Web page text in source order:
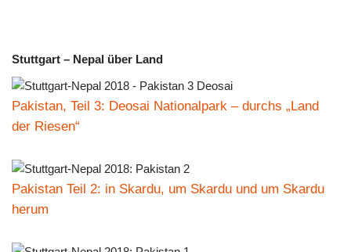
Stuttgart – Nepal über Land
Pakistan, Teil 3: Deosai Nationalpark – durchs „Land
der Riesen“
Pakistan Teil 2: in Skardu, um Skardu und um Skardu
herum